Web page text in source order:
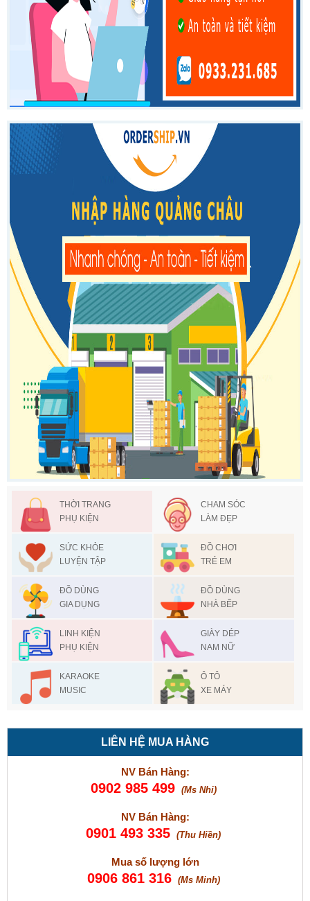
THỜI TRANG
PHỤ KIỆN
CHAM SÓC
LÀM ĐẸP
SỨC KHỎE
LUYỆN TẬP
ĐỒ CHƠI
TRẺ EM
ĐỒ DÙNG
GIA DỤNG
ĐỒ DÙNG
NHÀ BẾP
LINH KIỆN
PHỤ KIỆN
GIÀY DÉP
NAM NỮ
KARAOKE
MUSIC
Ô TÔ
XE MÁY
LIÊN HỆ MUA HÀNG
NV Bán Hàng:
0902 985 499 (Ms Nhi)
NV Bán Hàng:
0901 493 335 (Thu Hiền)
Mua số lượng lớn
0906 861 316 (Ms Minh)